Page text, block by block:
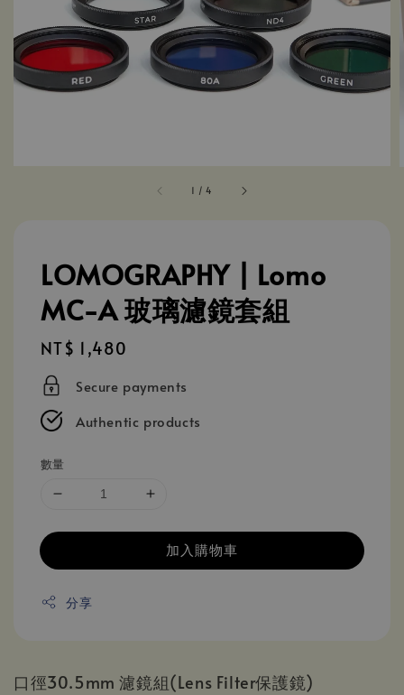
1 /4
LOMOGRAPHY | Lomo
MC-A 玻璃濾鏡套組
Regular
price
NT$ 1,480
Secure payments
Authentic products
數量
加入購物車
分享
口徑30.5mm 濾鏡組(Lens Filter保護鏡)